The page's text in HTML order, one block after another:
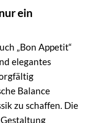
ein
„Bon Appetit“
elegantes
Balance
zu schaffen. Die